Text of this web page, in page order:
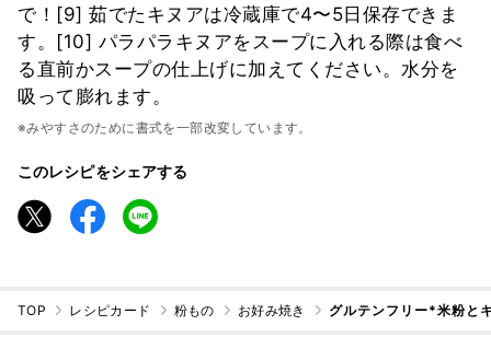
で！[9] 茹でたキヌアは冷蔵庫で4〜5日保存できま
す。[10] パラパラキヌアをスープに入れる際は食べ
る直前かスープの仕上げに加えてください。水分を
吸って膨れます。
※みやすさのために書式を一部改変しています。
このレシピをシェアする
TOP レシピカード 粉もの お好み焼き グルテンフリー*米粉と